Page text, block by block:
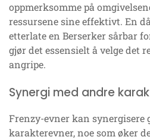
oppmerksomme på
ressursene sine effektivt. En
etterlate en Berserker sårbar
gjør det essensielt å velge det
angripe.
Synergi med andre
Frenzy-evner kan synergisere
karakterevner, noe som øker